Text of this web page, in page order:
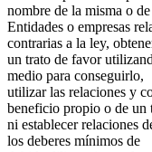
nombre de la misma o de
Entidades o empresas
contrarias a la ley,
un trato de favor
medio para conseguirlo,
utilizar las relaciones y
beneficio propio o de un
ni establecer relaciones
los deberes mínimos de